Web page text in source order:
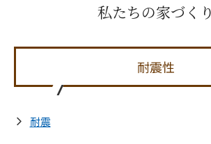
私たちの家づくり
耐震性
耐震